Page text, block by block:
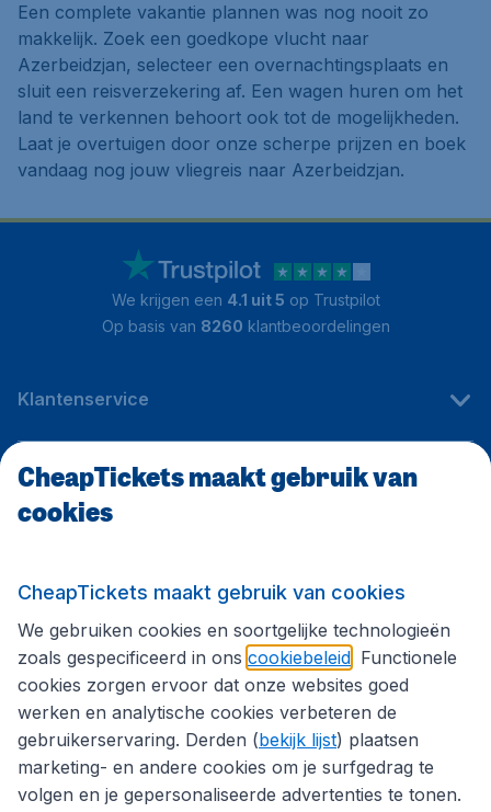
Een complete vakantie plannen was nog nooit zo
makkelijk. Zoek een goedkope vlucht naar
Azerbeidzjan, selecteer een overnachtingsplaats en
sluit een reisverzekering af. Een wagen huren om het
land te verkennen behoort ook tot de mogelijkheden.
Laat je overtuigen door onze scherpe prijzen en boek
vandaag nog jouw vliegreis naar Azerbeidzjan.
We krijgen een 4.1 uit 5 op Trustpilot
Op basis van 8260 klantbeoordelingen
Klantenservice
CheapTickets.be
Volg CheapTickets.be
CheapTickets maakt gebruik van
cookies
CheapTickets maakt gebruik van cookies
We gebruiken cookies en soortgelijke technologieën
zoals gespecificeerd in ons cookiebeleid . Functionele
cookies zorgen ervoor dat onze websites goed
werken en analytische cookies verbeteren de
gebruikerservaring. Derden (bekijk lijst) plaatsen
marketing- en andere cookies om je surfgedrag te
volgen en je gepersonaliseerde advertenties te tonen.